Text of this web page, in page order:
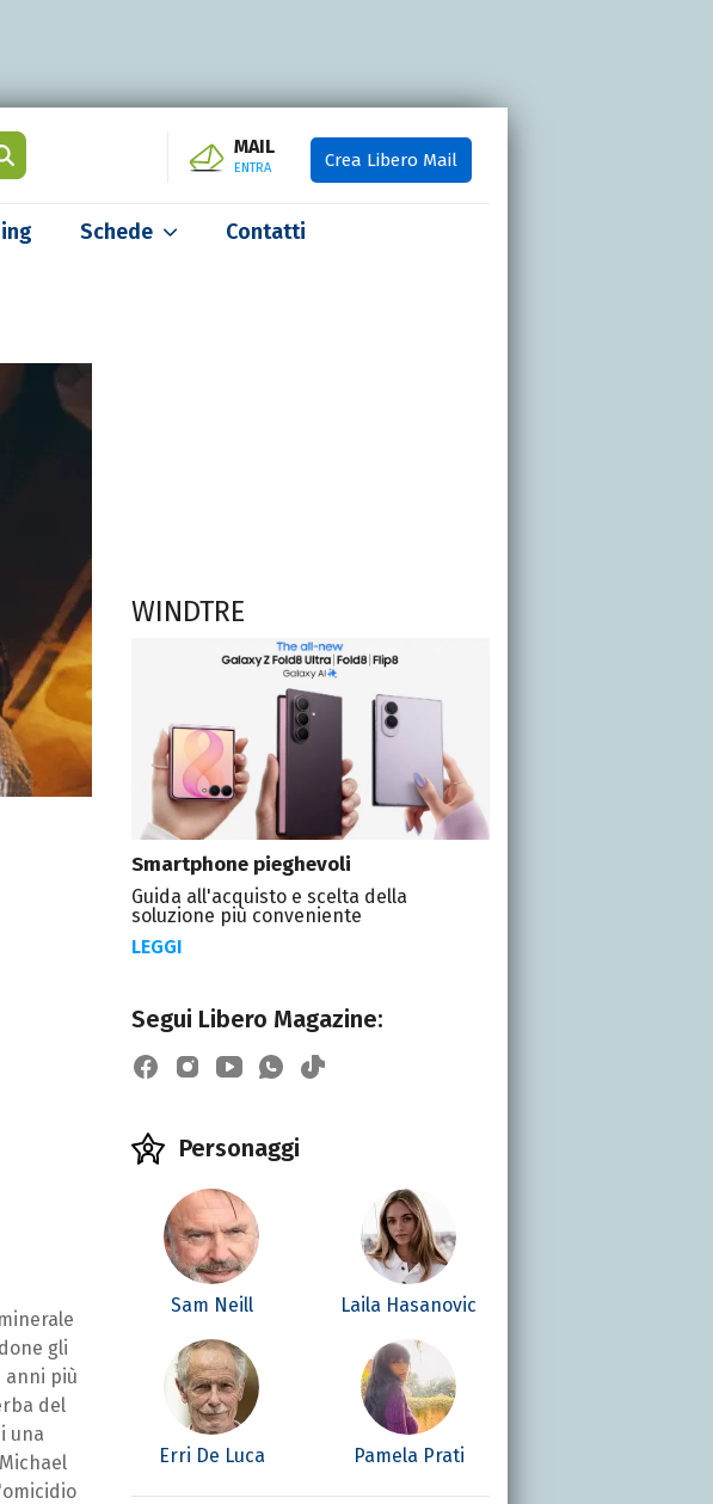
MAIL
ENTRA Crea Libero Mail
Schede Contatti
gli
anni più
del
una
WINDTRE
Smartphone pieghevoli
Guida all'acquisto e scelta della
soluzione più conveniente
LEGGI
Segui Libero Magazine:
Personaggi
Sam Neill Laila Hasanovic
Erri De Luca Pamela Prati